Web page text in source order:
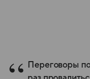
Переговоры